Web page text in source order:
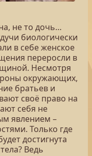
не то дочь…
биологически
в себе женское
переросли в
Несмотря
окружающих,
братьев и
своё право на
себя не
явлением –
Только где
достигнута
Ведь